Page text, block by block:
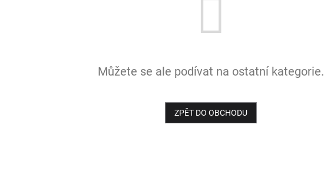
Můžete se ale podívat na ostatní kategorie.
ZPĚT DO OBCHODU